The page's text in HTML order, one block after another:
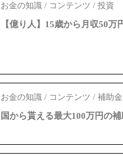
【億り人】15歳から月収50
お金の知識 / コンテンツ / 投資
国から貰える最大100万円の
お金の知識 / コンテンツ / 補助金